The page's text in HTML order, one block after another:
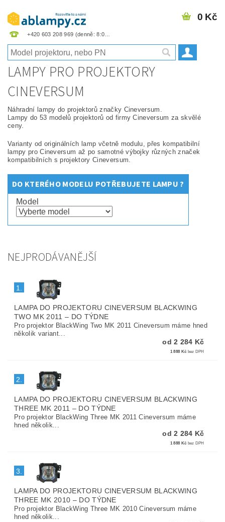
+420 603 208 969
0 Kč
LAMPY PRO PROJEKTORY
CINEVERSUM
Náhradní lampy do projektorů značky Cineversum.
Lampy do 53 modelů projektorů od firmy Cineversum za skvělé
ceny.
Varianty od originálních lamp včetně modulu, přes kompatibilní
lampy pro Cineversum až po samotné výbojky různých značek
kompatibilních s projektory Cineversum.
DO KTERÉHO MODELU POTŘEBUJETE LAMPU ?
Model
NEJPRODÁVANĚJŠÍ
1.
LAMPA DO PROJEKTORU CINEVERSUM BLACKWING
TWO MK 2011 – DO TÝDNE
Pro projektor BlackWing Two MK 2011 Cineversum máme hned
několik variant...
od 2 284 Kč
1 888 Kč bez DPH
2.
LAMPA DO PROJEKTORU CINEVERSUM BLACKWING
THREE MK 2011 – DO TÝDNE
Pro projektor BlackWing Three MK 2011 Cineversum máme
hned několik...
od 2 284 Kč
1 888 Kč bez DPH
3.
LAMPA DO PROJEKTORU CINEVERSUM BLACKWING
THREE MK 2010 – DO TÝDNE
Pro projektor BlackWing Three MK 2010 Cineversum máme
hned několik...